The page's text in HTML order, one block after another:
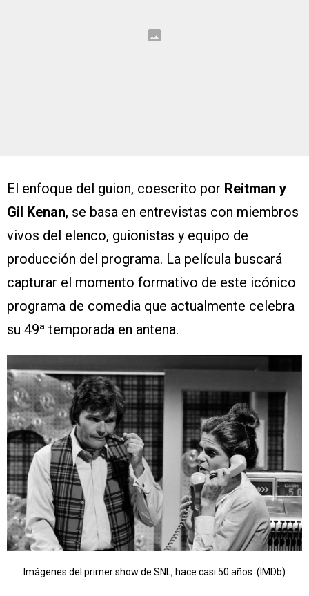
El enfoque del guion, coescrito por Reitman y
Gil Kenan, se basa en entrevistas con miembros
vivos del elenco, guionistas y equipo de
producción del programa. La película buscará
capturar el momento formativo de este icónico
programa de comedia que actualmente celebra
su 49ª temporada en antena.
Imágenes del primer show de SNL, hace casi 50 años. (IMDb)